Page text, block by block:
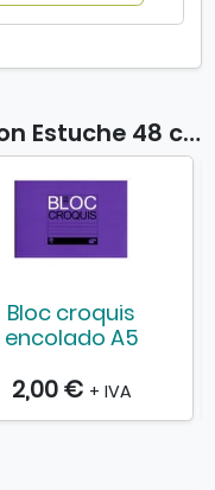
Los clientes que compraron Estuche 48 colores Winsor and Newton también compraron
Bloc croquis
encolado A5
2,00 € + IVA